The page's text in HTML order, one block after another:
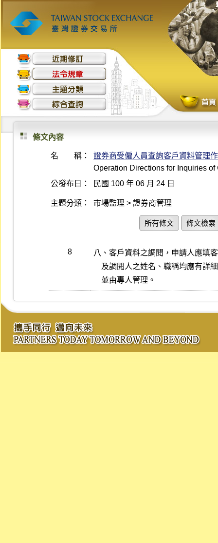
條文內容
名 稱：
證券商受僱人員查詢客戶資料管理
Operation Directions for Inquiries
公發布日：
民國 100 年 06 月 24 日
主題分類： 市場監理 > 證券商管理
所有條文 條文檢索
8
八、客戶資料之調閱，申請人應填
    並由專人管理。